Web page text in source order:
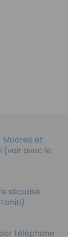
Moorea et
(voir avec le
sécurisé
téléphone